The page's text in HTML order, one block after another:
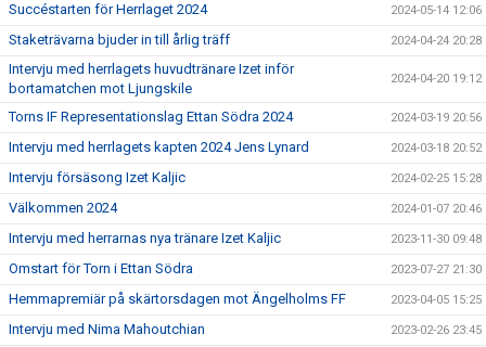
Succéstarten för Herrlaget 2024 2024-05-14 12:06
Staketrävarna bjuder in till årlig träff 2024-04-24 20:28
Intervju med herrlagets huvudtränare Izet inför
bortamatchen mot Ljungskile
2024-04-20 19:12
Torns IF Representationslag Ettan Södra 2024 2024-03-19 20:56
Intervju med herrlagets kapten 2024 Jens Lynard 2024-03-18 20:52
Intervju försäsong Izet Kaljic 2024-02-25 15:28
Välkommen 2024 2024-01-07 20:46
Intervju med herrarnas nya tränare Izet Kaljic 2023-11-30 09:48
Omstart för Torn i Ettan Södra 2023-07-27 21:30
Hemmapremiär på skärtorsdagen mot Ängelholms FF 2023-04-05 15:25
Intervju med Nima Mahoutchian 2023-02-26 23:45